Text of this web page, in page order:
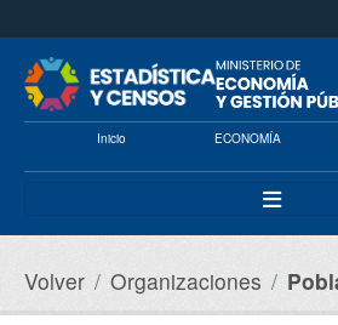
Inicio ECONOMÍA
Volver Organizaciones